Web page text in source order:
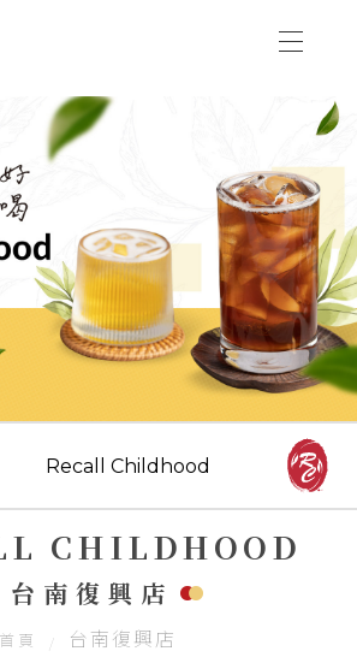
Recall Childhood
CHILDHOOD
台南復興店
首頁 台南復興店